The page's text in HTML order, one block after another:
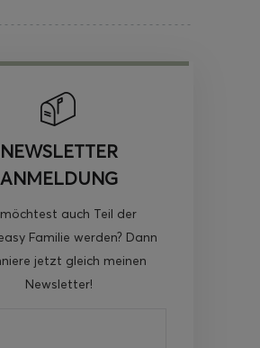
NEWSLETTER
ANMELDUNG
auch Teil der
Familie werden? Dann
jetzt gleich meinen
Newsletter!